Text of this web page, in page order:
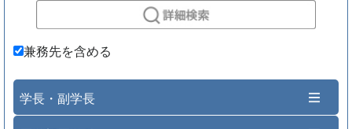
兼務先を含める
学長・副学長